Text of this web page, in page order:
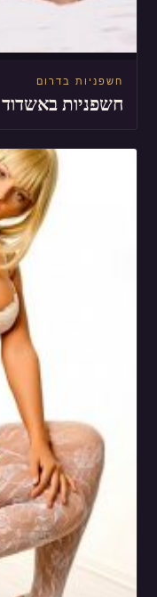
חשפניות בדרום
חשפניות באשדוד